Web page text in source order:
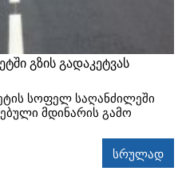
გზის გადაკეტვას
სოფელ საღანძილეში
მდინარის გამო
სრულად